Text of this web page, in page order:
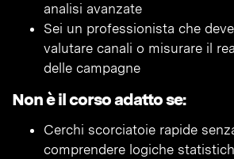
analisi avanzate
Sei un professionista che
valutare canali o misurare il
delle campagne
Non è il corso adatto se:
Cerchi scorciatoie rapide
comprendere logiche